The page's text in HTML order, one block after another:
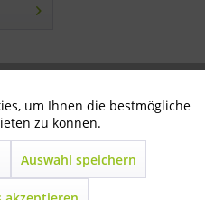
verwendbar fein...
Aktiv
Inaktiv
um Ihnen die bestmögliche
zu können.
Auswahl speichern